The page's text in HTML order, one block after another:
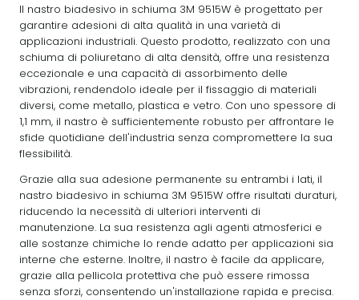
Il nastro biadesivo in schiuma 3M 9515W è progettato per
garantire adesioni di alta qualità in una varietà di
applicazioni industriali. Questo prodotto, realizzato con una
schiuma di poliuretano di alta densità, offre una resistenza
eccezionale e una capacità di assorbimento delle
vibrazioni, rendendolo ideale per il fissaggio di materiali
diversi, come metallo, plastica e vetro. Con uno spessore di
1,1 mm, il nastro è sufficientemente robusto per affrontare le
sfide quotidiane dell'industria senza compromettere la sua
flessibilità.
Grazie alla sua adesione permanente su entrambi i lati, il
nastro biadesivo in schiuma 3M 9515W offre risultati duraturi,
riducendo la necessità di ulteriori interventi di
manutenzione. La sua resistenza agli agenti atmosferici e
alle sostanze chimiche lo rende adatto per applicazioni sia
interne che esterne. Inoltre, il nastro è facile da applicare,
grazie alla pellicola protettiva che può essere rimossa
senza sforzi, consentendo un'installazione rapida e precisa.